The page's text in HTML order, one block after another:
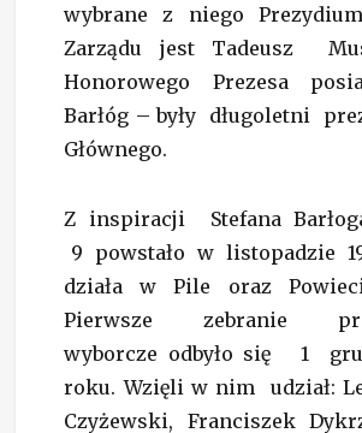
wybrane z niego
Zarządu jest Tadeusz
Honorowego Prezesa
Barłóg – były długoletni
Głównego.
Z inspiracji Stefana
9 powstało w listopadzie
działa w Pile oraz
Pierwsze zebranie
wyborcze odbyło się 1
roku. Wzięli w nim udział:
Czyżewski, Franciszek